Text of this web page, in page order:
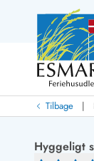
Last Minute
Last minute
Nyheder
Tilbage |
Hyggeligt